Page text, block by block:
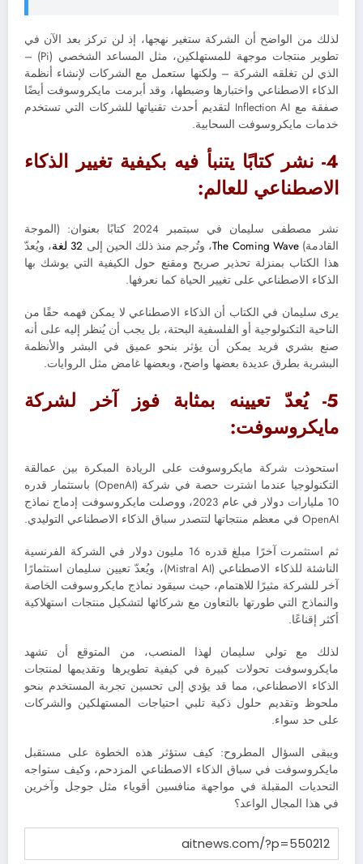
لذلك من الواضح أن الشركة ستغير نهجها، إذ لن تركز بعد الآن في
تطوير منتجات موجهة للمستهلكين، مثل المساعد الشخصي (Pi) –
الذي لن تغلقه الشركة – ولكنها ستعمل مع الشركات لإنشاء أنظمة
الذكاء الاصطناعي واختبارها وضبطها، وقد أبرمت مايكروسوفت أيضًا
صفقة مع Inflection AI لتقديم أحدث تقنياتها للشركات التي تستخدم
خدمات مايكروسوفت السحابية.
4- نشر كتابًا يتنبأ فيه بكيفية تغيير الذكاء
الاصطناعي للعالم:
نشر مصطفى سليمان في سبتمبر 2024 كتابًا بعنوان: (الموجة
القادمة)The Coming Wave، وتُرجم منذ ذلك الحين إلى
، ويُعدّ
هذا الكتاب بمنزلة تحذير صريح ومقنع حول الكيفية التي يوشك بها
الذكاء الاصطناعي على تغيير الحياة كما نعرفها.
يرى سليمان في الكتاب أن الذكاء الاصطناعي لا يمكن فهمه حقًا من
الناحية التكنولوجية أو الفلسفية البحتة، بل يجب أن يُنظر إليه على أنه
صنع بشري فريد يمكن أن يؤثر بنحو عميق في البشر والأنظمة
البشرية بطرق عديدة بعضها واضح، وبعضها غامض مثل الروايات.
5- يُعدّ تعيينه بمثابة فوز آخر لشركة
مايكروسوفت:
استحوذت شركة مايكروسوفت على الريادة المبكرة بين عمالقة
التكنولوجيا عندما اشترت حصة في شركة (OpenAI) باستثمار قدره
10 مليارات دولار في عام 2023، ووصلت مايكروسوفت إدماج نماذج
OpenAI في معظم منتجاتها لتتصدر سباق الذكاء الاصطناعي التوليدي.
ثم استثمرت آخرًا مبلغ قدره 16 مليون دولار في الشركة الفرنسية
الناشئة للذكاء الاصطناعي (Mistral AI)، ويُعدّ تعيين سليمان استثمارًا
آخر للشركة مثيرًا للاهتمام، حيث سيقود نماذج مايكروسوفت الخاصة
والنماذج التي طورتها بالتعاون مع شركائها لتشكيل منتجات استهلاكية
أكثر إقناعًا.
لذلك مع تولي سليمان لهذا المنصب، من المتوقع أن تشهد
مايكروسوفت تحولات كبيرة في كيفية تطويرها وتقديمها لمنتجات
الذكاء الاصطناعي، مما قد يؤدي إلى تحسين تجربة المستخدم بنحو
ملحوظ وتقديم حلول ذكية تلبي احتياجات المستهلكين والشركات
على حد سواء.
ويبقى السؤال المطروح: كيف ستؤثر هذه الخطوة على مستقبل
مايكروسوفت في سباق الذكاء الاصطناعي المزدحم، وكيف ستواجه
التحديات المقبلة في مواجهة منافسين أقوياء مثل جوجل وآخرين
في هذا المجال الواعد؟